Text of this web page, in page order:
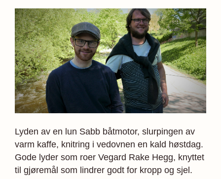
Lyden av en lun Sabb båtmotor, slurpingen av
varm kaffe, knitring i vedovnen en kald høstdag.
Gode lyder som roer Vegard Rake Hegg, knyttet
til gjøremål som lindrer godt for kropp og sjel.